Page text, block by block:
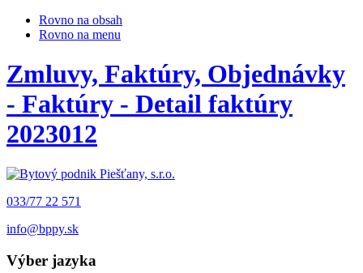
Rovno na obsah
Rovno na menu
Zmluvy, Faktúry, Objednávky
- Faktúry - Detail faktúry
2023012
033/77 22 571
info@bppy.sk
Výber jazyka